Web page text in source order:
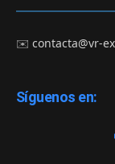
✉️contacta@vr-
Síguenos en: